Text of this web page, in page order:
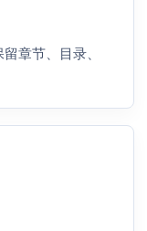
章节、目录、